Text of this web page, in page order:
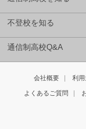
不登校を知る
通信制高校Q&A
会社概要 利
よくあるご質問